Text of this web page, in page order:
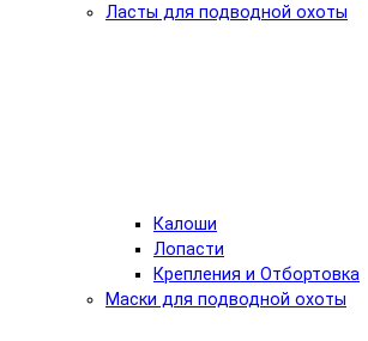
Ласты для подводной охоты
Калоши
Лопасти
Крепления и Отбортовка
Маски для подводной охоты